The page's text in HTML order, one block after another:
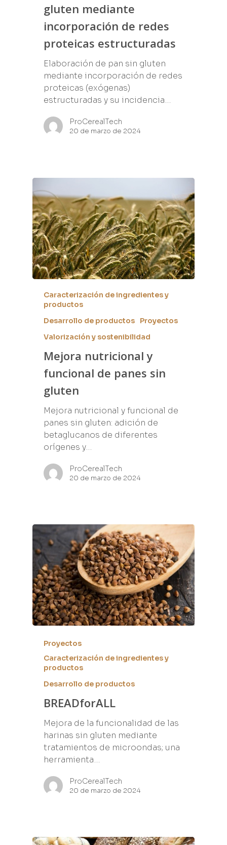
gluten mediante
incorporación de redes
proteicas estructuradas
Elaboración de pan sin gluten
mediante incorporación de redes
proteicas (exógenas)
estructuradas y su incidencia…
ProCerealTech
20 de marzo de 2024
Caracterización de ingredientes y
productos
Desarrollo de productos
Proyectos
Valorización y sostenibilidad
Mejora nutricional y
funcional de panes sin
gluten
Mejora nutricional y funcional de
panes sin gluten: adición de
betaglucanos de diferentes
orígenes y…
ProCerealTech
20 de marzo de 2024
Proyectos
Caracterización de ingredientes y
productos
Desarrollo de productos
BREADforALL
Mejora de la funcionalidad de las
harinas sin gluten mediante
tratamientos de microondas; una
herramienta…
ProCerealTech
20 de marzo de 2024